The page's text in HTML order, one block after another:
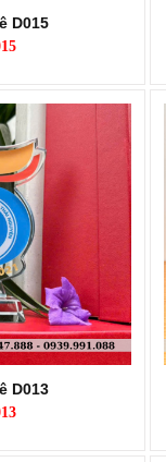
D015
D013